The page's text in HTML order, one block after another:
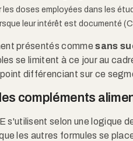
doses employées dans les
leur intérêt est documenté
présentés commesans
se limitent à ce jour au
différenciant sur ce
compléments
s'utilisent selon une logique
les autres formules se